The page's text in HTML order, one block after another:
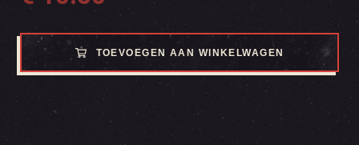
TOEVOEGEN AAN WINKELWAGEN